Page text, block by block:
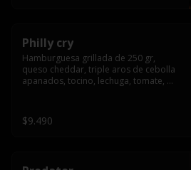
Philly cry
Hamburguesa grillada de 250 gr,
queso cheddar, triple aros de cebolla
apanados, tocino, lechuga, tomate,
$9.490